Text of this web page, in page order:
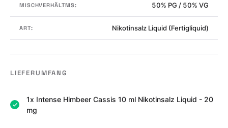
MISCHVERHÄLTNIS: 50% PG / 50% VG
ART: Nikotinsalz Liquid (Fertigliquid)
LIEFERUMFANG
1x Intense Himbeer Cassis 10 ml Nikotinsalz Liquid - 20
mg